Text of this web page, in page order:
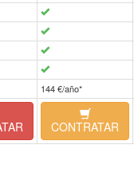
144 €/año*
CONTRATAR